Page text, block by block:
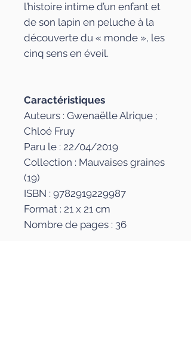
l’histoire intime d’un enfant et
de son lapin en peluche à la
découverte du « monde », les
cinq sens en éveil.
Caractéristiques
Auteurs : Gwenaëlle Alrique ;
Chloé Fruy
Paru le : 22/04/2019
Collection : Mauvaises graines
(19)
ISBN : 9782919229987
Format : 21 x 21 cm
Nombre de pages : 36